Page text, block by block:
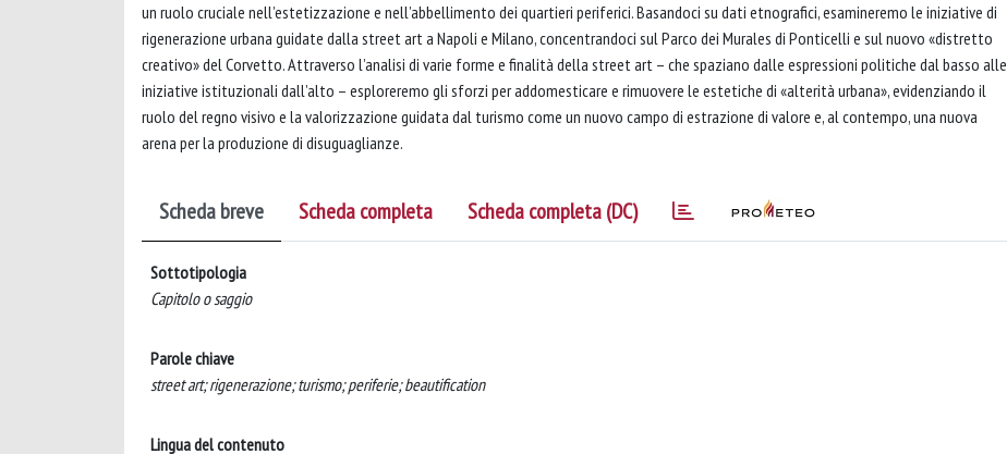
un ruolo cruciale nell’estetizzazione e nell’abbellimento dei quartieri periferici. Basandoci su dati etnografici, esamineremo le iniziative di
rigenerazione urbana guidate dalla street art a Napoli e Milano, concentrandoci sul Parco dei Murales di Ponticelli e sul nuovo «distretto
creativo» del Corvetto. Attraverso l’analisi di varie forme e finalità della street art – che spaziano dalle espressioni politiche dal basso alle
iniziative istituzionali dall’alto – esploreremo gli sforzi per addomesticare e rimuovere le estetiche di «alterità urbana», evidenziando il
ruolo del regno visivo e la valorizzazione guidata dal turismo come un nuovo campo di estrazione di valore e, al contempo, una nuova
arena per la produzione di disuguaglianze.
Scheda breve Scheda completa Scheda completa (DC)
Sottotipologia
Capitolo o saggio
Parole chiave
street art; rigenerazione; turismo; periferie; beautification
Lingua del contenuto